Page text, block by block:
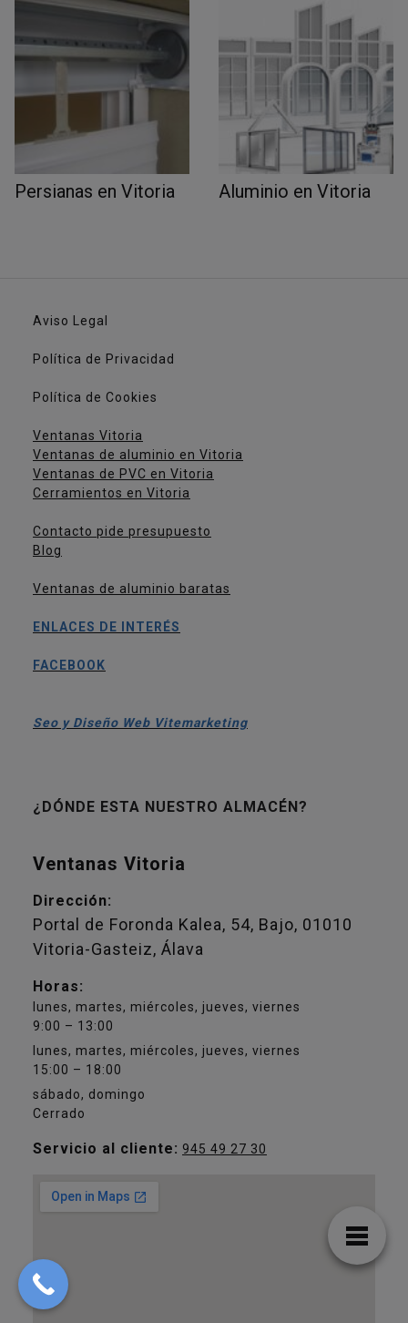
Persianas en Vitoria Aluminio en Vitoria
Aviso Legal
Política de Privacidad
Política de Cookies
Ventanas Vitoria
Ventanas de aluminio en Vitoria
Ventanas de PVC en Vitoria
Cerramientos en Vitoria
Contacto pide presupuesto
Blog
Ventanas de aluminio baratas
ENLACES DE INTERÉS
FACEBOOK
Seo y Diseño Web Vitemarketing
¿DÓNDE ESTA NUESTRO ALMACÉN?
Ventanas Vitoria
Dirección:
Portal de Foronda Kalea, 54, Bajo, 01010
Vitoria-Gasteiz, Álava
Horas:
lunes, martes, miércoles, jueves, viernes
9:00 – 13:00
lunes, martes, miércoles, jueves, viernes
15:00 – 18:00
sábado, domingo
Cerrado
Servicio al cliente: 945 49 27 30